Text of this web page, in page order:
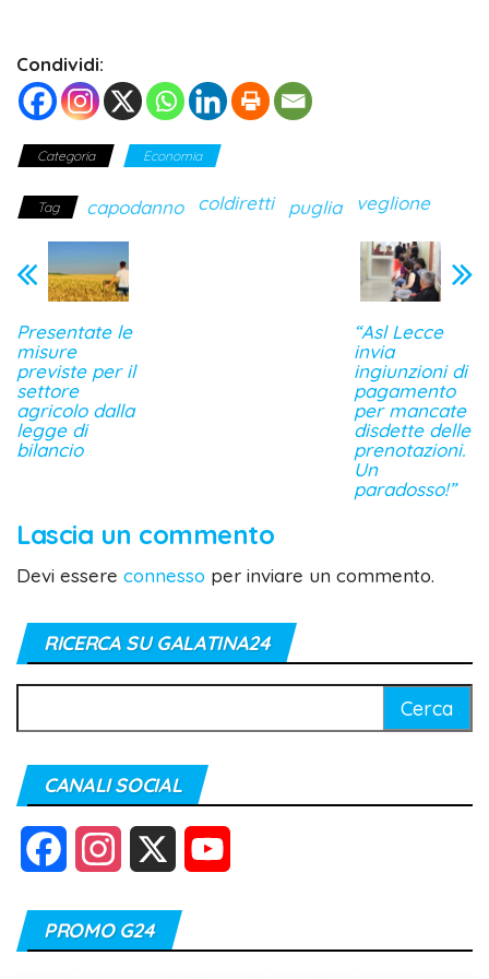
Condividi:
Categoria Economia
Tag capodanno coldiretti puglia veglione
Presentate le
misure
previste per il
settore
agricolo dalla
legge di
bilancio
“Asl Lecce
invia
ingiunzioni di
pagamento
per mancate
disdette delle
prenotazioni.
Un
paradosso!”
Lascia un commento
Devi essere connesso per inviare un commento.
RICERCA SU GALATINA24
per:
CANALI SOCIAL
c s
PROMO G24